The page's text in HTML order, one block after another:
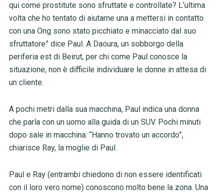
qui come prostitute sono sfruttate e controllate? L’ultima
volta che ho tentato di aiutarne una a mettersi in contatto
con una Ong sono stato picchiato e minacciato dal suo
sfruttatore” dice Paul. A Daoura, un sobborgo della
periferia est di Beirut, per chi come Paul conosce la
situazione, non è difficile individuare le donne in attesa di
un cliente.
A pochi metri dalla sua macchina, Paul indica una donna
che parla con un uomo alla guida di un SUV. Pochi minuti
dopo sale in macchina: “Hanno trovato un accordo”,
chiarisce Ray, la moglie di Paul.
Paul e Ray (entrambi chiedono di non essere identificati
con il loro vero nome) conoscono molto bene la zona. Una